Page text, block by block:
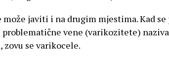
javiti i na drugim mjestima. Kad se
problematične vene (varikozitete)
zovu se varikocele.